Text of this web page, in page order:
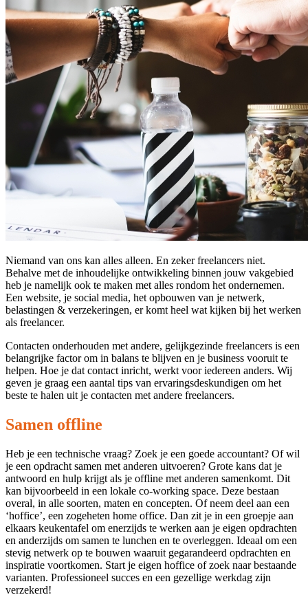
Niemand van ons kan alles alleen. En zeker freelancers niet.
Behalve met de inhoudelijke ontwikkeling binnen jouw vakgebied
heb je namelijk ook te maken met alles rondom het ondernemen.
Een website, je social media, het opbouwen van je netwerk,
belastingen & verzekeringen, er komt heel wat kijken bij het werken
als freelancer.
Contacten onderhouden met andere, gelijkgezinde freelancers is een
belangrijke factor om in balans te blijven en je business vooruit te
helpen. Hoe je dat contact inricht, werkt voor iedereen anders. Wij
geven je graag een aantal tips van ervaringsdeskundigen om het
beste te halen uit je contacten met andere freelancers.
Samen offline
Heb je een technische vraag? Zoek je een goede accountant? Of wil
je een opdracht samen met anderen uitvoeren? Grote kans dat je
antwoord en hulp krijgt als je offline met anderen samenkomt. Dit
kan bijvoorbeeld in een lokale co-working space. Deze bestaan
overal, in alle soorten, maten en concepten. Of neem deel aan een
‘hoffice’, een zogeheten home office. Dan zit je in een groepje aan
elkaars keukentafel om enerzijds te werken aan je eigen opdrachten
en anderzijds om samen te lunchen en te overleggen. Ideaal om een
stevig netwerk op te bouwen waaruit gegarandeerd opdrachten en
inspiratie voortkomen. Start je eigen hoffice of zoek naar bestaande
varianten. Professioneel succes en een gezellige werkdag zijn
verzekerd!